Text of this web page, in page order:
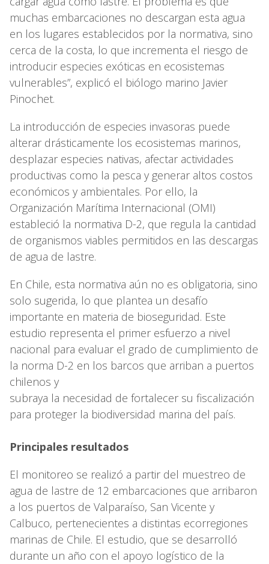
muchas embarcaciones no descargan esta agua
en los lugares establecidos por la normativa, sino
cerca de la costa, lo que incrementa el riesgo de
introducir especies exóticas en ecosistemas
vulnerables”, explicó el biólogo marino Javier
Pinochet.
La introducción de especies invasoras puede
alterar drásticamente los ecosistemas marinos,
desplazar especies nativas, afectar actividades
productivas como la pesca y generar altos costos
económicos y ambientales. Por ello, la
Organización Marítima Internacional (OMI)
estableció la normativa D-2, que regula la cantidad
de organismos viables permitidos en las descargas
de agua de lastre.
En Chile, esta normativa aún no es obligatoria, sino
solo sugerida, lo que plantea un desafío
importante en materia de bioseguridad. Este
estudio representa el primer esfuerzo a nivel
nacional para evaluar el grado de cumplimiento de
la norma D-2 en los barcos que arriban a puertos
chilenos y
subraya la necesidad de fortalecer su fiscalización
para proteger la biodiversidad marina del país.
Principales resultados
El monitoreo se realizó a partir del muestreo de
agua de lastre de 12 embarcaciones que arribaron
a los puertos de Valparaíso, San Vicente y
Calbuco, pertenecientes a distintas ecorregiones
marinas de Chile. El estudio, que se desarrolló
durante un año con el apoyo logístico de la